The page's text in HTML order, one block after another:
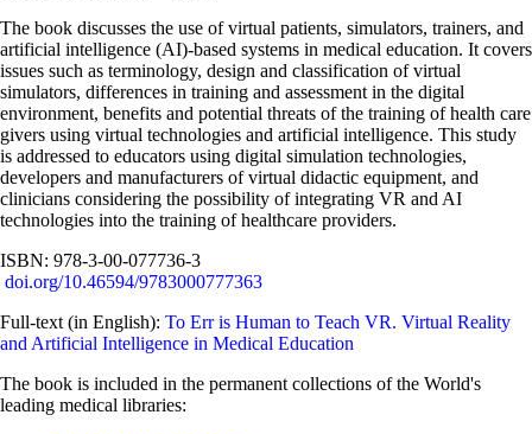
The book discusses the use of virtual patients, simulators, trainers, and
artificial intelligence (AI)-based systems in medical education. It covers
issues such as terminology, design and classification of virtual
simulators, differences in training and assessment in the digital
environment, benefits and potential threats of the training of health care
givers using virtual technologies and artificial intelligence. This study
is addressed to educators using digital simulation technologies,
developers and manufacturers of virtual didactic equipment, and
clinicians considering the possibility of integrating VR and AI
technologies into the training of healthcare providers.
ISBN: 978-3-00-077736-3
doi.org/10.46594/9783000777363
Full-text (in English): To Err is Human to Teach VR. Virtual Reality
and Artificial Intelligence in Medical Education
The book is included in the permanent collections of the World's
leading medical libraries: